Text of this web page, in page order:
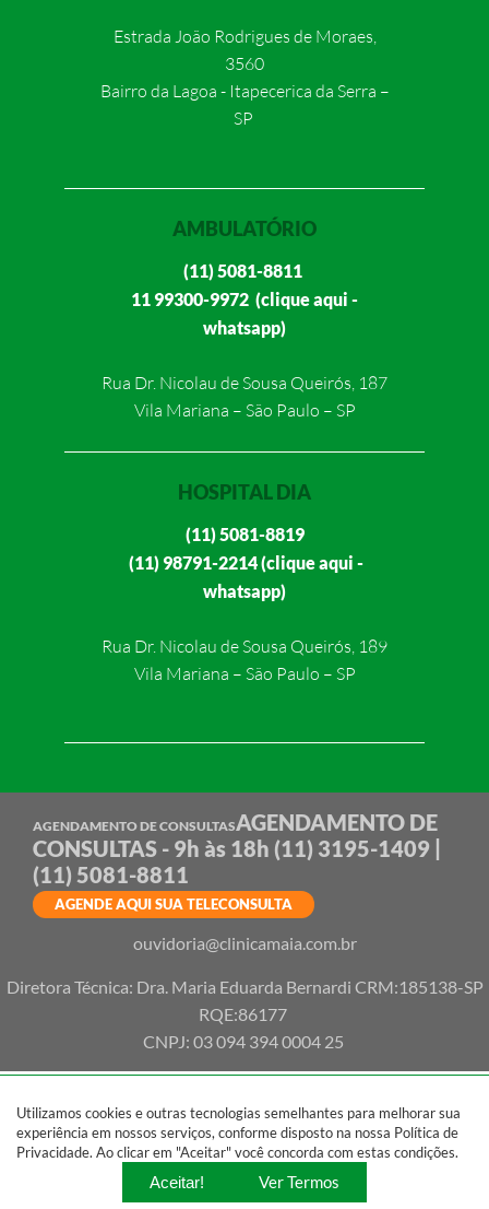
Estrada João Rodrigues de Moraes,
3560
Bairro da Lagoa - Itapecerica da Serra –
SP
AMBULATÓRIO
(11) 5081-8811
11 99300-9972 (clique aqui -
whatsapp)
Rua Dr. Nicolau de Sousa Queirós, 187
Vila Mariana – São Paulo – SP
HOSPITAL DIA
(11) 5081-8819
(11) 98791-2214 (clique aqui -
whatsapp)
Rua Dr. Nicolau de Sousa Queirós, 189
Vila Mariana – São Paulo – SP
AGENDAMENTO DE CONSULTASAGENDAMENTO DE
CONSULTAS - 9h às 18h (11) 3195-1409 |
(11) 5081-8811
AGENDE AQUI SUA TELECONSULTA
ouvidoria@clinicamaia.com.br
Diretora Técnica: Dra. Maria Eduarda Bernardi CRM:185138-SP
RQE:86177
CNPJ: 03 094 394 0004 25
Utilizamos cookies e outras tecnologias semelhantes para melhorar sua
experiência em nossos serviços, conforme disposto na nossa Política de
Privacidade. Ao clicar em "Aceitar" você concorda com estas condições.
Aceitar! Ver Termos